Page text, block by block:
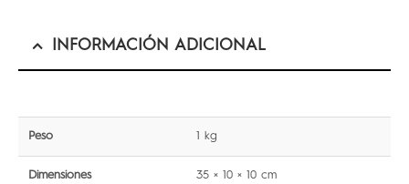
INFORMACIÓN ADICIONAL
Peso 1 kg
Dimensiones 35 × 10 × 10 cm